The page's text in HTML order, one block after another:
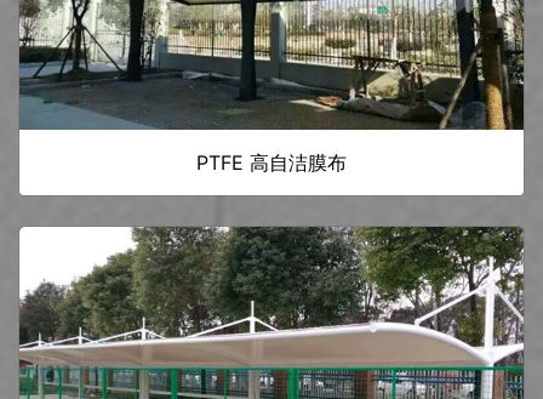
PTFE 高自洁膜布